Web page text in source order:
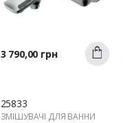
Швидкий
перегляд
Ціна
3 790,00 грн Купити
25833
ЗМІШУВАЧІ ДЛЯ ВАННИ